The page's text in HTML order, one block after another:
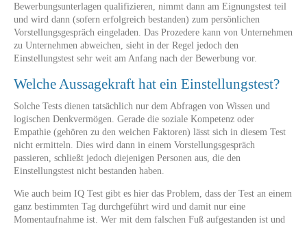
Bewerbungsunterlagen qualifizieren, nimmt dann am Eignungstest teil
und wird dann (sofern erfolgreich bestanden) zum persönlichen
Vorstellungsgespräch eingeladen. Das Prozedere kann von Unternehmen
zu Unternehmen abweichen, sieht in der Regel jedoch den
Einstellungstest sehr weit am Anfang nach der Bewerbung vor.
Welche Aussagekraft hat ein Einstellungstest?
Solche Tests dienen tatsächlich nur dem Abfragen von Wissen und
logischen Denkvermögen. Gerade die soziale Kompetenz oder
Empathie (gehören zu den weichen Faktoren) lässt sich in diesem Test
nicht ermitteln. Dies wird dann in einem Vorstellungsgespräch
passieren, schließt jedoch diejenigen Personen aus, die den
Einstellungstest nicht bestanden haben.
Wie auch beim IQ Test gibt es hier das Problem, dass der Test an einem
ganz bestimmten Tag durchgeführt wird und damit nur eine
Momentaufnahme ist. Wer mit dem falschen Fuß aufgestanden ist und